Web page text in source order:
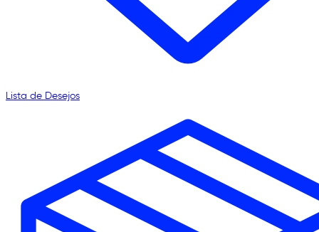
Lista de Desejos